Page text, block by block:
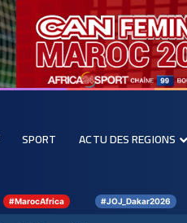
SPORT ACTU DES REGIONS
#MarocAfrica #JOJ_Dakar2026